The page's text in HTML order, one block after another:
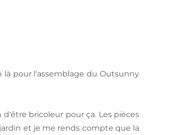
pour l'assemblage du Outsunny
bricoleur pour ça. Les pièces
et je me rends compte que la